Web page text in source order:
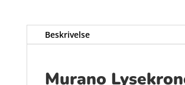
Beskrivelse
Murano